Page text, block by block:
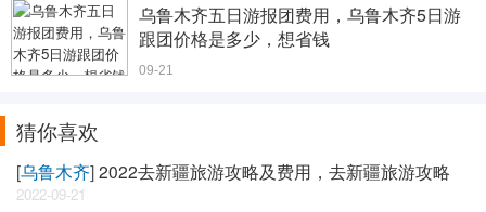
乌鲁木齐五日游报团费用，乌鲁木齐5日游
跟团价格是多少，想省钱
09-21
猜你喜欢
[乌鲁木齐]2022去新疆旅游攻略及费用，去新疆旅游攻略
2022-09-21